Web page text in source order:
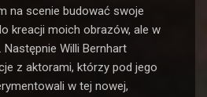
na scenie budować swoje
kreacji moich obrazów, ale w
Willi Bernhart
z aktorami, którzy pod jego
w tej nowej,